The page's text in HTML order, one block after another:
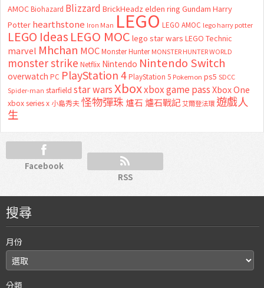
AMOC Biohazard Blizzard BrickHeadz elden ring Gundam Harry
Potter hearthstone Iron Man LEGO LEGO AMOC lego harry potter
LEGO Ideas LEGO MOC lego star wars LEGO Technic
marvel Mhchan MOC Monster Hunter MONSTER HUNTER WORLD
monster strike Netflix Nintendo Nintendo Switch
overwatch PC PlayStation 4 PlayStation 5 Pokemon ps5 SDCC
Spider-man starfield star wars Xboxxbox game passXbox One
xbox series x 小島秀夫怪物彈珠 爐石 爐石戰記艾爾登法環 遊戲人
生
Facebook
RSS
搜尋
月份
分類